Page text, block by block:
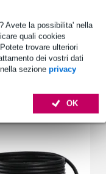
Avete la possibilita' nella
quali cookies
trovare ulteriori
dei vostri dati
sezione privacy
OK